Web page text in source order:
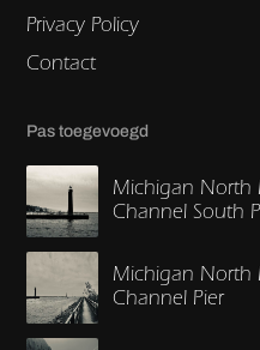
Privacy Policy
Contact
Pas toegevoegd
Michigan North
Channel South
Michigan North
Channel Pier